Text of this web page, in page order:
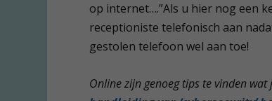
op internet….”Als u hier nog een
receptioniste telefonisch aan
gestolen telefoon wel aan toe!
Online zijn genoeg tips te vinden